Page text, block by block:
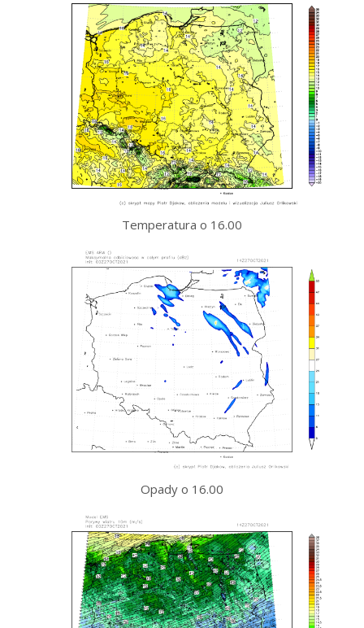
Temperatura o 16.00
Opady o 16.00